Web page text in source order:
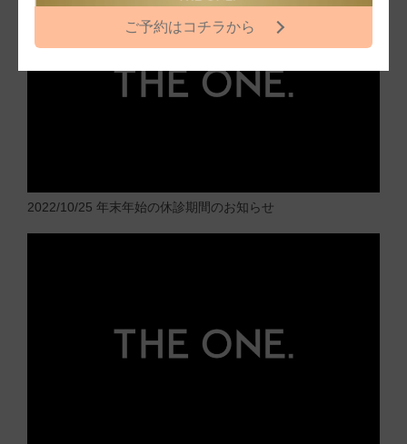
2022/10/25 年末年始の休診期間のお知らせ
ご予約はコチラから